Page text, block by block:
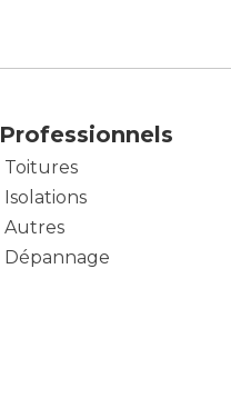
Professionnels
Toitures
Isolations
Autres
Dépannage